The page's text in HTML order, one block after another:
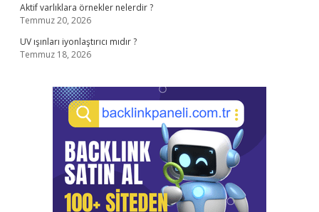
Aktif varlıklara örnekler nelerdir ?
Temmuz 20, 2026
UV ışınları iyonlaştırıcı mıdır ?
Temmuz 18, 2026